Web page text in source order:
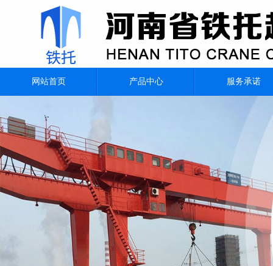
网站首页 产品中心 服务承诺